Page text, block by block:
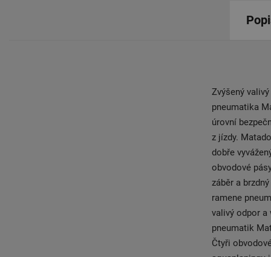
Zvýšený
pneumatika
úrovní
z jízdy.
dobře
obvodové
záběr a
ramene
valivý odpor a
pneumatik
Čtyři